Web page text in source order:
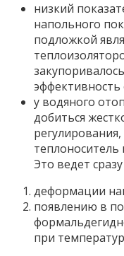
низкий
напольного
подложкой
эффективность
у водяного
добиться
теплоноситель
Это ведет
деформации
появлению в
при